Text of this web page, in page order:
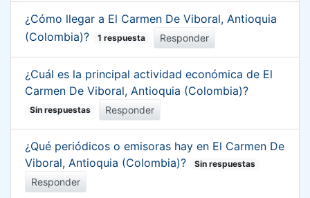
¿Cómo llegar a El Carmen De Viboral, Antioquia
(Colombia)?
1 respuesta Responder
¿Cuál es la principal actividad económica de El
Carmen De Viboral, Antioquia (Colombia)?
Sin respuestas Responder
¿Qué periódicos o emisoras hay en El Carmen De
Viboral, Antioquia (Colombia)?
Sin respuestas
Responder